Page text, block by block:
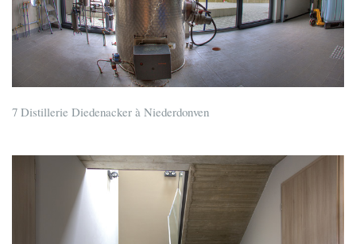
7 Distillerie Diedenacker à Niederdonven